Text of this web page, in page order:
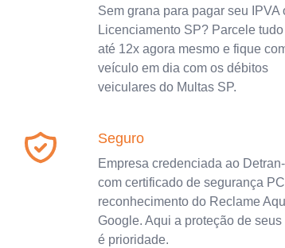
Sem grana para pagar seu IPVA
Licenciamento SP? Parcele
até 12x agora mesmo e fique
veículo em dia com os débitos
veiculares do Multas SP.
Seguro
Empresa credenciada ao
com certificado de segurança
reconhecimento do Reclame
Google. Aqui a proteção de seus
é prioridade.